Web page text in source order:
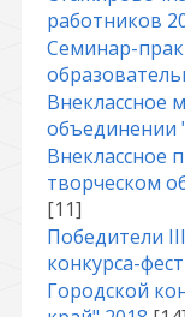
работников
Семинар-
Внеклассное
объединении
Внеклассное
творческом
[11]
Победители
конкурса-
Городской